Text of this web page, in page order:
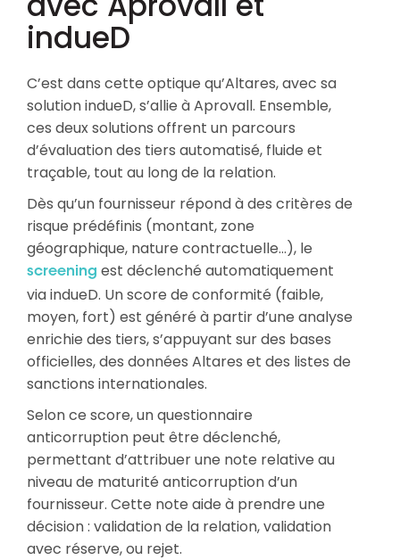
indueD
C’est dans cette optique qu’Altares, avec sa
solution indueD, s’allie à Aprovall. Ensemble,
ces deux solutions offrent un parcours
d’évaluation des tiers automatisé, fluide et
traçable, tout au long de la relation.
Dès qu’un fournisseur répond à des critères de
risque prédéfinis (montant, zone
géographique, nature contractuelle…), le
screening est déclenché automatiquement
via indueD. Un score de conformité (faible,
moyen, fort) est généré à partir d’une analyse
enrichie des tiers, s’appuyant sur des bases
officielles, des données Altares et des listes de
sanctions internationales.
Selon ce score, un questionnaire
anticorruption peut être déclenché,
permettant d’attribuer une note relative au
niveau de maturité anticorruption d’un
fournisseur. Cette note aide à prendre une
décision : validation de la relation, validation
avec réserve, ou rejet.